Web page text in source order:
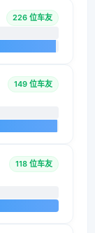
226 位车友
149 位车友
118 位车友